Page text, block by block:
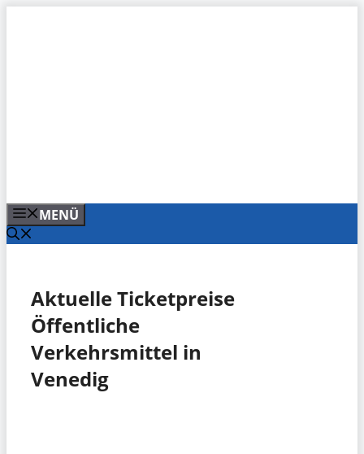
MENÜ
Aktuelle Ticketpreise
Öffentliche
Verkehrsmittel in
Venedig